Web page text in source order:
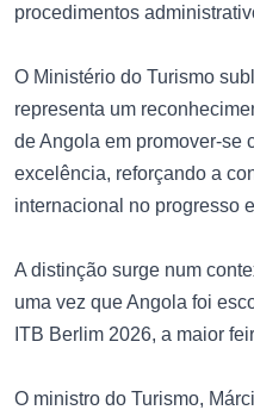
procedimentos
O Ministério do Turismo
representa um
de Angola em promover-se
excelência, reforçando a
internacional no progresso
A distinção surge num
uma vez que Angola foi
ITB Berlim 2026, a maior
O ministro do Turismo,